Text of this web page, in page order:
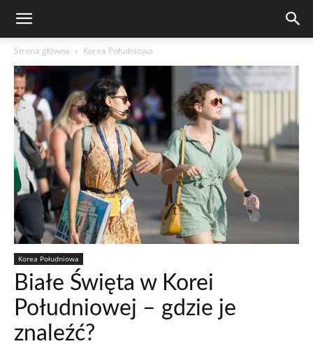
Strona główna Korea Południowa
Korea Południowa
Białe Święta w Korei
Południowej – gdzie je
znaleźć?